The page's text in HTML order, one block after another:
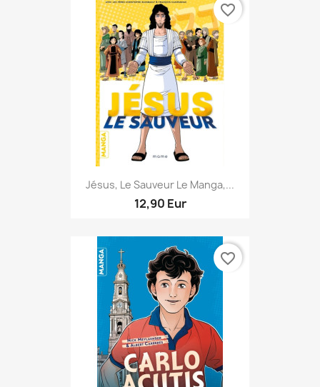
Jésus, Le Sauveur Le Manga,...
12,90 Eur
favorite_border
favorite_border